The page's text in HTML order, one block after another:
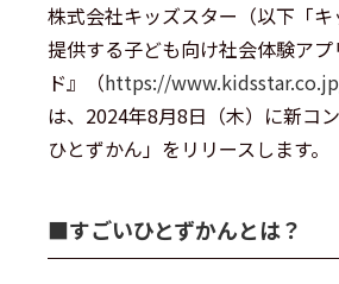
株式会社キッズスター（以下「
提供する子ども向け社会体験ア
ド』（https://
は、2024年8月8日（木）に新コ
ひとずかん」をリリースします。
■すごいひとずかんとは？